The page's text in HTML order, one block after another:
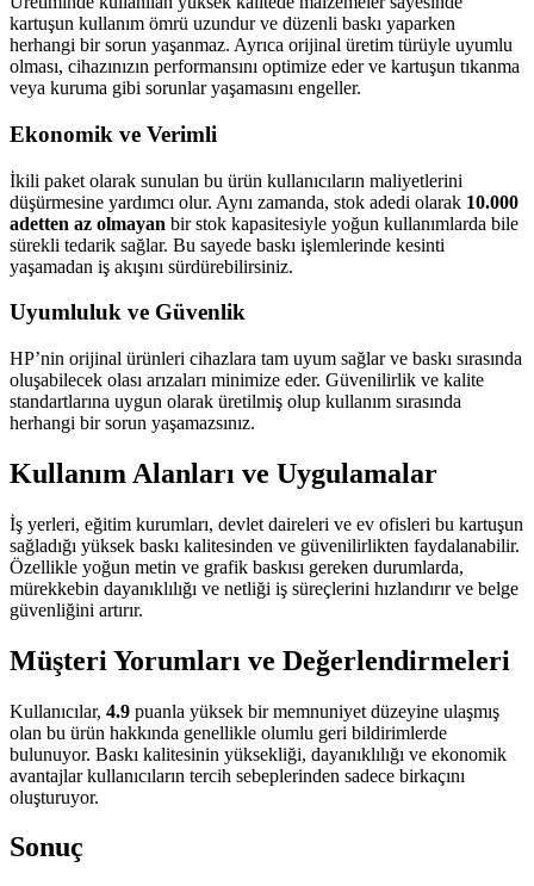
kartuşun kullanım ömrü uzundur ve düzenli baskı yaparken
herhangi bir sorun yaşanmaz. Ayrıca orijinal üretim türüyle uyumlu
olması, cihazınızın performansını optimize eder ve kartuşun tıkanma
veya kuruma gibi sorunlar yaşamasını engeller.
Ekonomik ve Verimli
İkili paket olarak sunulan bu ürün kullanıcıların maliyetlerini
düşürmesine yardımcı olur. Aynı zamanda, stok adedi olarak 10.000
adetten az olmayan bir stok kapasitesiyle yoğun kullanımlarda bile
sürekli tedarik sağlar. Bu sayede baskı işlemlerinde kesinti
yaşamadan iş akışını sürdürebilirsiniz.
Uyumluluk ve Güvenlik
HP’nin orijinal ürünleri cihazlara tam uyum sağlar ve baskı sırasında
oluşabilecek olası arızaları minimize eder. Güvenilirlik ve kalite
standartlarına uygun olarak üretilmiş olup kullanım sırasında
herhangi bir sorun yaşamazsınız.
Kullanım Alanları ve Uygulamalar
İş yerleri, eğitim kurumları, devlet daireleri ve ev ofisleri bu kartuşun
sağladığı yüksek baskı kalitesinden ve güvenilirlikten faydalanabilir.
Özellikle yoğun metin ve grafik baskısı gereken durumlarda,
mürekkebin dayanıklılığı ve netliği iş süreçlerini hızlandırır ve belge
güvenliğini artırır.
Müşteri Yorumları ve Değerlendirmeleri
Kullanıcılar, 4.9 puanla yüksek bir memnuniyet düzeyine ulaşmış
olan bu ürün hakkında genellikle olumlu geri bildirimlerde
bulunuyor. Baskı kalitesinin yüksekliği, dayanıklılığı ve ekonomik
avantajlar kullanıcıların tercih sebeplerinden sadece birkaçını
oluşturuyor.
Sonuç